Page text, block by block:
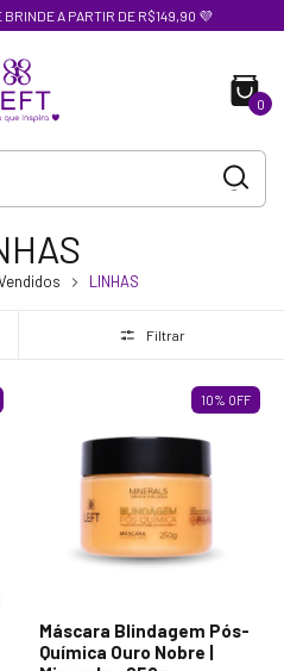
BRINDE A PARTIR DE R$149,90 💜
0
LINHAS
Filtrar
10% OFF
Máscara Blindagem Pós-
Química Ouro Nobre |